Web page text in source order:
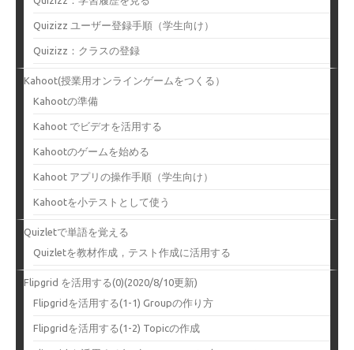
Quizizz ユーザー登録手順（学生向け）
Quizizz：クラスの登録
Kahoot(授業用オンラインゲームをつくる）
Kahootの準備
Kahoot でビデオを活用する
Kahootのゲームを始める
Kahoot アプリの操作手順（学生向け）
Kahootを小テストとして使う
Quizletで単語を覚える
Quizletを教材作成，テスト作成に活用する
Flipgrid を活用する(0)(2020/8/10更新)
Flipgridを活用する(1-1) Groupの作り方
Flipgridを活用する(1-2) Topicの作成